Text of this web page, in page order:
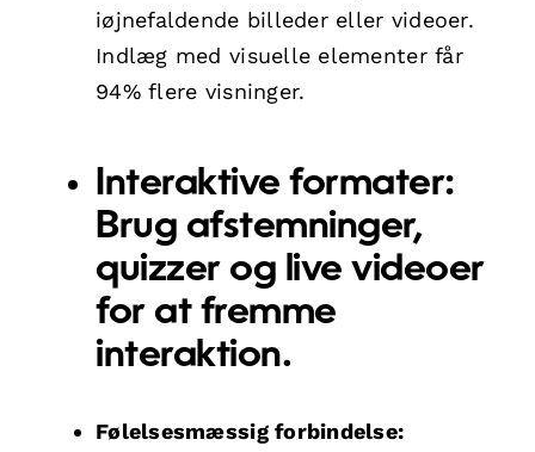
iøjnefaldende billeder eller videoer.
Indlæg med visuelle elementer får
94% flere visninger.
Interaktive formater:
Brug afstemninger,
quizzer og live videoer
for at fremme
interaktion.
Følelsesmæssig forbindelse: